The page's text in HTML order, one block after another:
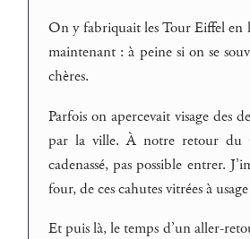
On y fabriquait les Tour Eiffel en
maintenant : à peine si on se
chères.
Parfois on apercevait visage des
par la ville. À notre retour du
cadenassé, pas possible entrer.
four, de ces cahutes vitrées à
Et puis là, le temps d’un aller-